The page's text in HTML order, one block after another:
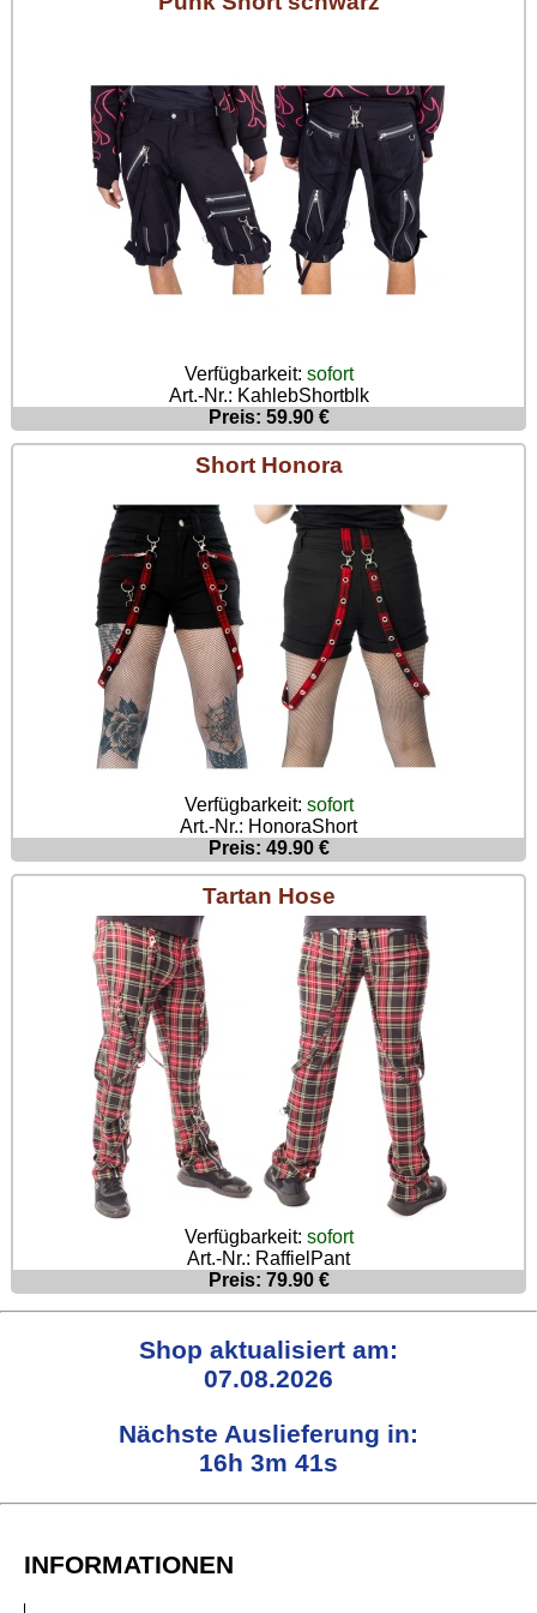
Verfügbarkeit: sofort
Art.-Nr.: KahlebShortblk
Preis: 59.90 €
Short Honora
Verfügbarkeit: sofort
Art.-Nr.: HonoraShort
Preis: 49.90 €
Tartan Hose
Verfügbarkeit: sofort
Art.-Nr.: RaffielPant
Preis: 79.90 €
Shop aktualisiert am:
07.08.2026
Nächste Auslieferung in:
16h 3m 40s
INFORMATIONEN